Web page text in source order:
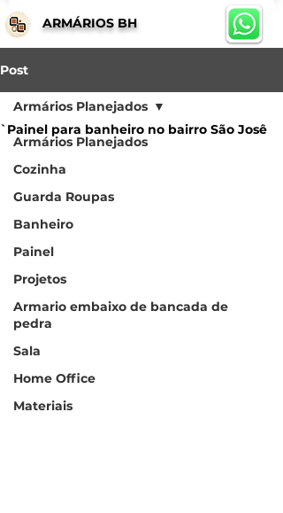
ARMÁRIOS BH
Post
Armários Planejados
Cozinha
Guarda Roupas
Banheiro
Painel
Projetos
Armario embaixo de bancada de
pedra
Sala
Home Office
Materiais
Armários Planejados
`Painel para banheiro no bairro São Josê